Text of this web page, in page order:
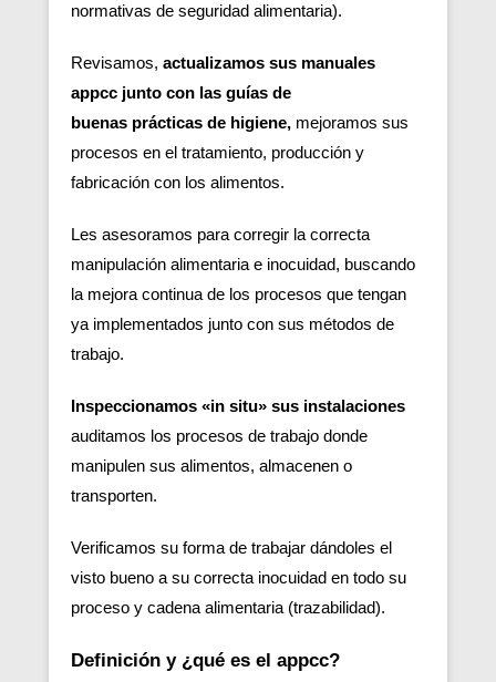
normativas de seguridad alimentaria).
Revisamos, actualizamos sus manuales
appcc junto con las guías de
buenas prácticas de higiene, mejoramos sus
procesos en el tratamiento, producción y
fabricación con los alimentos.
Les asesoramos para corregir la correcta
manipulación alimentaria e inocuidad, buscando
la mejora continua de los procesos que tengan
ya implementados junto con sus métodos de
trabajo.
Inspeccionamos «in situ» sus instalaciones
auditamos los procesos de trabajo donde
manipulen sus alimentos, almacenen o
transporten.
Verificamos su forma de trabajar dándoles el
visto bueno a su correcta inocuidad en todo su
proceso y cadena alimentaria (trazabilidad).
Definición y ¿qué es el appcc?